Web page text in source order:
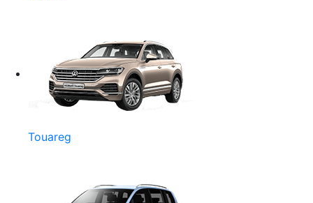
Touareg